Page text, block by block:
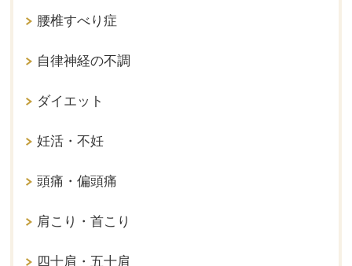
腰椎すべり症
自律神経の不調
ダイエット
妊活・不妊
頭痛・偏頭痛
肩こり・首こり
四十肩・五十肩